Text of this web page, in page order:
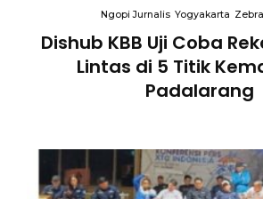
Ngopi Jurnalis Yogyakarta
Dishub KBB Uji Coba
Lintas di 5 Titik
Padalarang